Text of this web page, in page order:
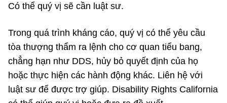
Có thể quý vị sẽ cần luật sư.
Trong quá trình kháng cáo, quý vị có thể yêu cầu
tòa thượng thẩm ra lệnh cho cơ quan tiểu bang,
chẳng hạn như DDS, hủy bỏ quyết định của họ
hoặc thực hiện các hành động khác. Liên hệ với
luật sư để được trợ giúp. Disability Rights California